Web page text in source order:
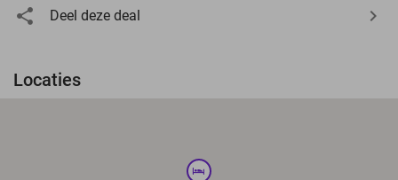
Deel deze deal
Locaties
hotel